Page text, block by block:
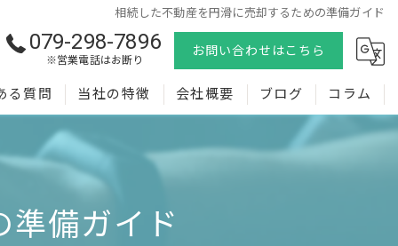
相続した不動産を円滑に売却するための準備ガイド
079-298-7896
※営業電話はお断り
お問い合わせはこちら
る質問 当社の特徴
売却
査定
会社概要 ブログ コラム
準備ガイド